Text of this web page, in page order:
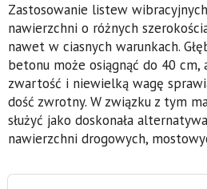
Zastosowanie listew
nawierzchni o różnych
nawet w ciasnych warunkach.
betonu może osiągnąć do 40 cm,
zwartość i niewielką wagę
dość zwrotny. W związku z tym
służyć jako doskonała
nawierzchni drogowych,